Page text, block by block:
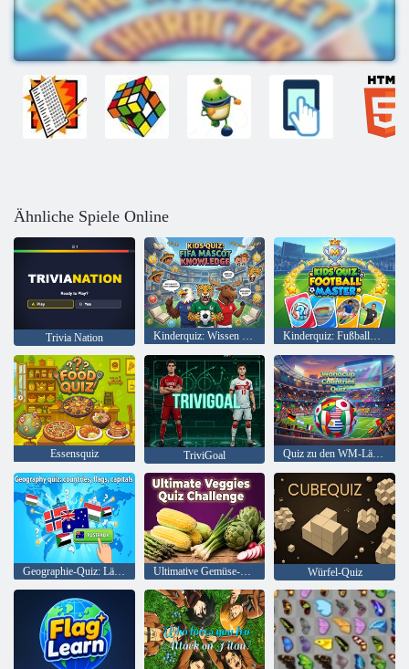
Ähnliche Spiele Online
Trivia Nation Kinderquiz: Wissen über FIFA-Maskottchen Kinderquiz: Fußballmeister
Essensquiz TriviGoal Quiz zu den WM-Ländern
Geographie-Quiz: Länder, Flaggen, Hauptstädte Ultimative Gemüse-Quiz-Herausforderung Würfel-Quiz